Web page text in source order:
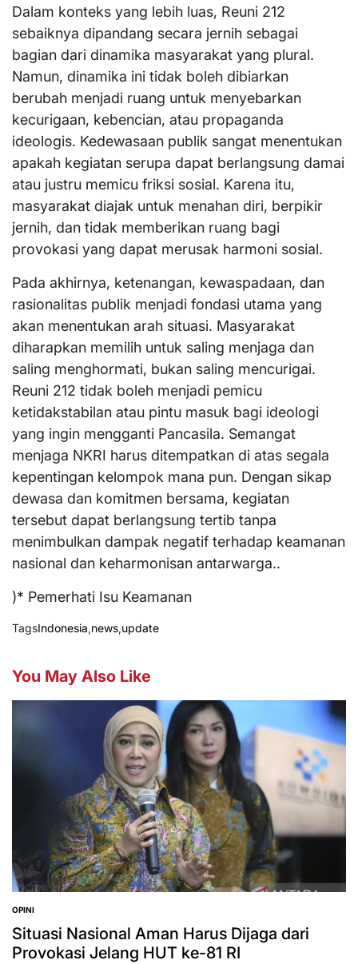
Dalam konteks yang lebih luas, Reuni 212
sebaiknya dipandang secara jernih sebagai
bagian dari dinamika masyarakat yang plural.
Namun, dinamika ini tidak boleh dibiarkan
berubah menjadi ruang untuk menyebarkan
kecurigaan, kebencian, atau propaganda
ideologis. Kedewasaan publik sangat menentukan
apakah kegiatan serupa dapat berlangsung damai
atau justru memicu friksi sosial. Karena itu,
masyarakat diajak untuk menahan diri, berpikir
jernih, dan tidak memberikan ruang bagi
provokasi yang dapat merusak harmoni sosial.
Pada akhirnya, ketenangan, kewaspadaan, dan
rasionalitas publik menjadi fondasi utama yang
akan menentukan arah situasi. Masyarakat
diharapkan memilih untuk saling menjaga dan
saling menghormati, bukan saling mencurigai.
Reuni 212 tidak boleh menjadi pemicu
ketidakstabilan atau pintu masuk bagi ideologi
yang ingin mengganti Pancasila. Semangat
menjaga NKRI harus ditempatkan di atas segala
kepentingan kelompok mana pun. Dengan sikap
dewasa dan komitmen bersama, kegiatan
tersebut dapat berlangsung tertib tanpa
menimbulkan dampak negatif terhadap keamanan
nasional dan keharmonisan antarwarga..
)* Pemerhati Isu Keamanan
TagsIndonesia,news,update
You May Also Like
POSTED
IN
OPINI
Situasi Nasional Aman Harus Dijaga dari
Provokasi Jelang HUT ke-81 RI